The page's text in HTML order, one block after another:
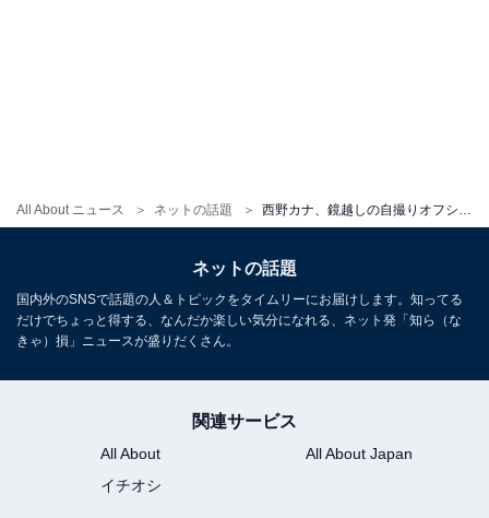
All About ニュース ネットの話題
ネットの話題
国内外のSNSで話題の人＆トピックをタイムリーにお届けします。知ってる
だけでちょっと得する、なんだか楽しい気分になれる、ネット発「知ら（な
きゃ）損」ニュースが盛りだくさん。
関連サービス
All About
All About Japan
イチオシ